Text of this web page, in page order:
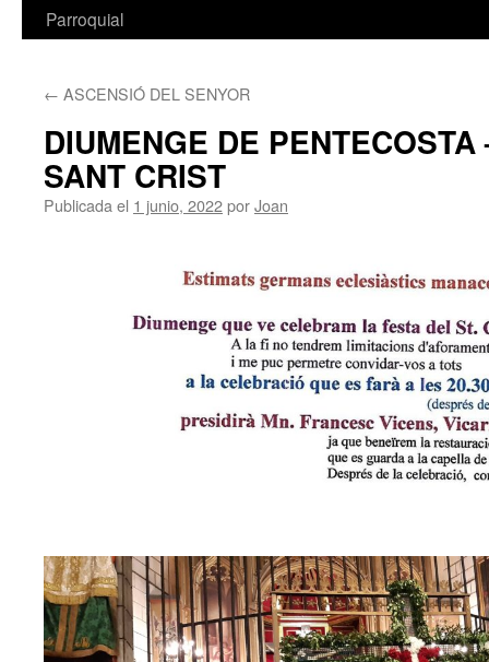
Parroquial
← ASCENSIÓ DEL SENYOR
DIUMENGE DE
SANT CRIST
Publicada el 1 junio, 2022porJoan